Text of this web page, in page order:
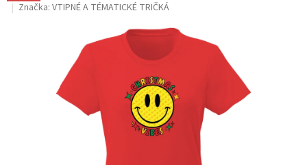
produktu
hviezdičiek.
Značka: VTIPNÉ A TÉMATICKÉ TRIČKÁ